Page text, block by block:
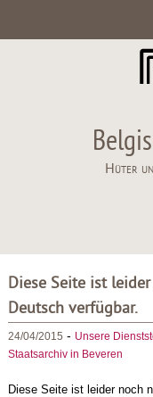
Hüter
Diese Seite ist
Deutsch verfügbar.
24/04/2015 - Unsere
Staatsarchiv in Beveren
Diese Seite ist leider noch